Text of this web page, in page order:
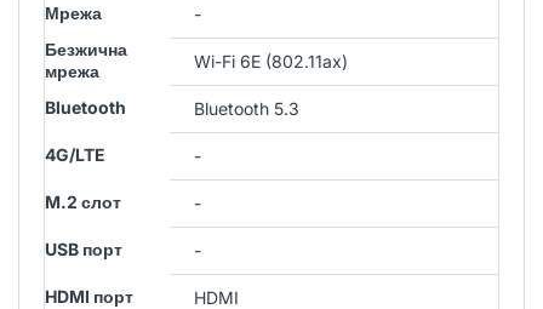
Мрежа
-
Безжична
мрежа
Wi-Fi 6E (802.11ax)
Bluetooth Bluetooth 5.3
4G/LTE -
M.2 слот -
USB порт -
HDMI порт HDMI